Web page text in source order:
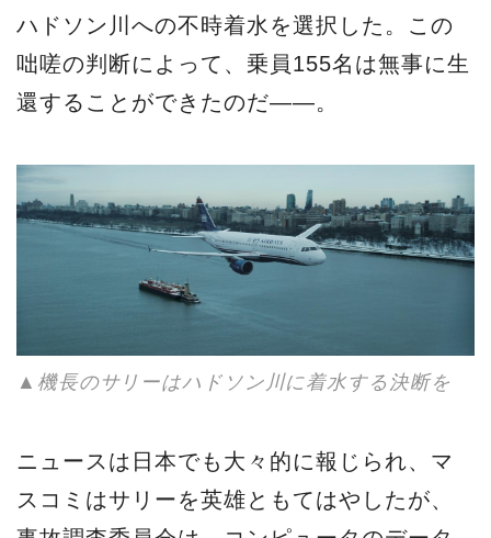
ハドソン川への不時着水を選択した。この
咄嗟の判断によって、乗員155名は無事に生
還することができたのだ――。
▲機長のサリーはハドソン川に着水する決断を
ニュースは日本でも大々的に報じられ、マ
スコミはサリーを英雄ともてはやしたが、